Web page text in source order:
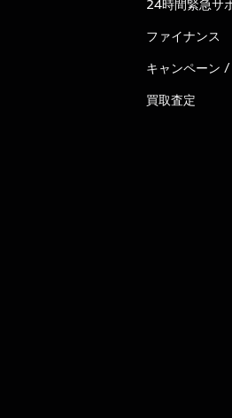
24時間緊急サ
ファイナンス
キャンペーン /
買取査定